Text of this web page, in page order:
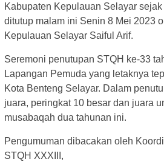
Kabupaten Kepulauan Selayar
ditutup malam ini Senin 8 Mei 2023
Kepulauan Selayar Saiful Arif.
Seremoni penutupan STQH ke-33
Lapangan Pemuda yang letaknya
Kota Benteng Selayar. Dalam
juara, peringkat 10 besar dan juara
musabaqah dua tahunan ini.
Pengumuman dibacakan oleh
STQH XXXIII,